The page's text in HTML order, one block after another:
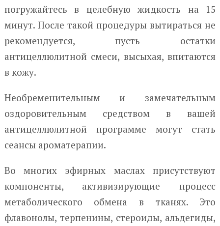
погружайтесь в целебную жидкость на 15
минут. После такой процедуры вытираться не
рекомендуется, пусть остатки
антицеллюлитной смеси, высыхая, впитаются
в кожу.
Необременительным и замечательным
оздоровительным средством в вашей
антицеллюлитной программе могут стать
сеансы ароматерапии.
Во многих эфирных маслах присутствуют
компоненты, активизирующие процесс
метаболического обмена в тканях. Это
флавонолы, терпенины, стероиды, альдегиды,